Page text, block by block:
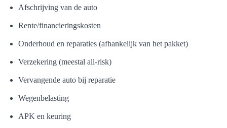
Afschrijving van de auto
Rente/financieringskosten
Onderhoud en reparaties (afhankelijk van het pakket)
Verzekering (meestal all-risk)
Vervangende auto bij reparatie
Wegenbelasting
APK en keuring